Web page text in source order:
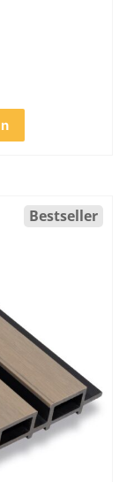
- Walnoot /
Bestseller